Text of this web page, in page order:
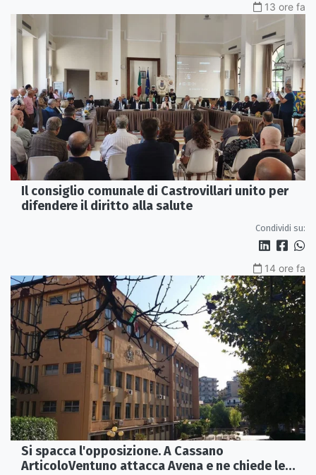
13 ore fa
Il consiglio comunale di Castrovillari unito per
difendere il diritto alla salute
Condividi su:
14 ore fa
Si spacca l'opposizione. A Cassano
ArticoloVentuno attacca Avena e ne chiede le